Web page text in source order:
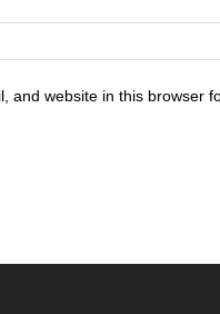
and website in this browser